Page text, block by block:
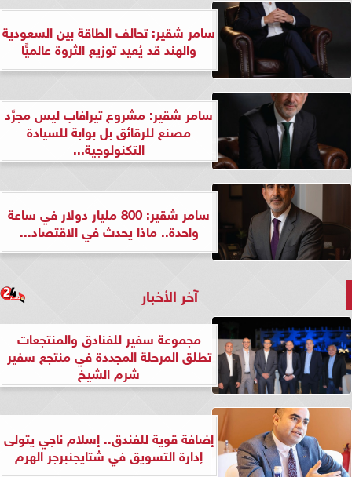
سامر شقير: تحالف الطاقة بين السعودية
والهند قد يُعيد توزيع الثروة عالميًّا
سامر شقير: مشروع تيرافاب ليس مجرَّد
مصنع للرقائق بل بوابة للسيادة
التكنولوجية...
سامر شقير: 800 مليار دولار في ساعة
واحدة.. ماذا يحدث في الاقتصاد...
آخر الأخبار
مجموعة سفير للفنادق والمنتجعات
تطلق المرحلة المجددة في منتجع سفير
شرم الشيخ
إضافة قوية للفندق.. إسلام ناجي يتولى
إدارة التسويق في شتايجنبرجر الهرم